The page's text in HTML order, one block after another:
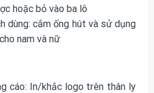
hoặc bỏ vào ba lô
dùng: cắm ống hút và sử dụng
nam và nữ
cáo: In/khắc logo trên thân ly